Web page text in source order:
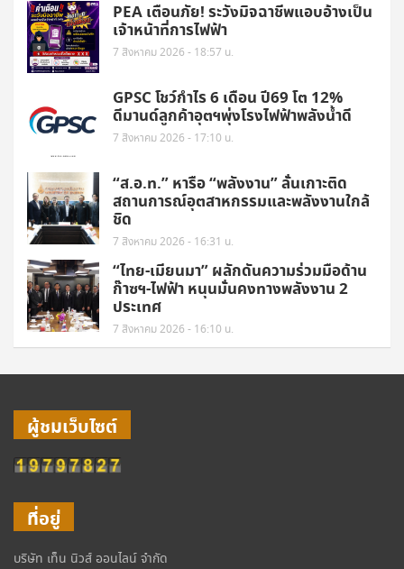
PEA เตือนภัย! ระวังมิจฉาชีพแอบอ้างเป็น
เจ้าหน้าที่การไฟฟ้า
7 สิงหาคม 2026 - 18:57 น.
GPSC โชว์กำไร 6 เดือน ปี69 โต 12%
ดีมานด์ลูกค้าอุตฯพุ่งโรงไฟฟ้าพลังน้ำดี
7 สิงหาคม 2026 - 17:10 น.
“ส.อ.ท.” หารือ “พลังงาน” ลั่นเกาะติด
สถานการณ์อุตสาหกรรมและพลังงานใกล้
ชิด
7 สิงหาคม 2026 - 16:31 น.
“ไทย-เมียนมา” ผลักดันความร่วมมือด้าน
ก๊าซฯ-ไฟฟ้า หนุนมั่นคงทางพลังงาน 2
ประเทศ
7 สิงหาคม 2026 - 16:10 น.
ผู้ชมเว็บไซต์
ที่อยู่
บริษัท เท็น นิวส์ ออนไลน์ จำกัด